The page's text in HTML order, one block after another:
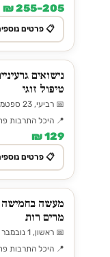
205–255 ₪
📋 פרטים
נישואים
טיפול זוגי
📅 רביעי, 23 ספטמבר ⏰ 20:30
📍 היכל התרבות
129 ₪
📋 פרטים
מעשה בחמישה
מרים רות
📅 ראשון, 1 נובמבר ⏰ 17:30
📍 היכל התרבות